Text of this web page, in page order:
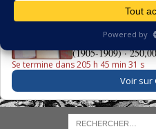
La Grande Danse
(1905-1909) ·
Se termine dans 205 h 45 min 31 s
Voir sur